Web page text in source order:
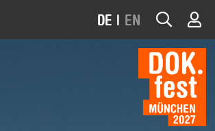
DE | EN